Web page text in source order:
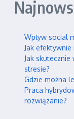
Wpływ social
Jak
Jak
stresie?
Gdzie można
Praca
rozwiązanie?